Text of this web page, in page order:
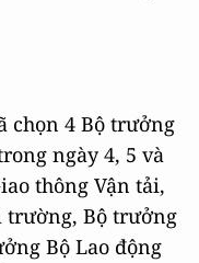
chọn 4 Bộ trưởng
ngày 4, 5 và
thông Vận tải,
trường, Bộ trưởng
Bộ Lao động